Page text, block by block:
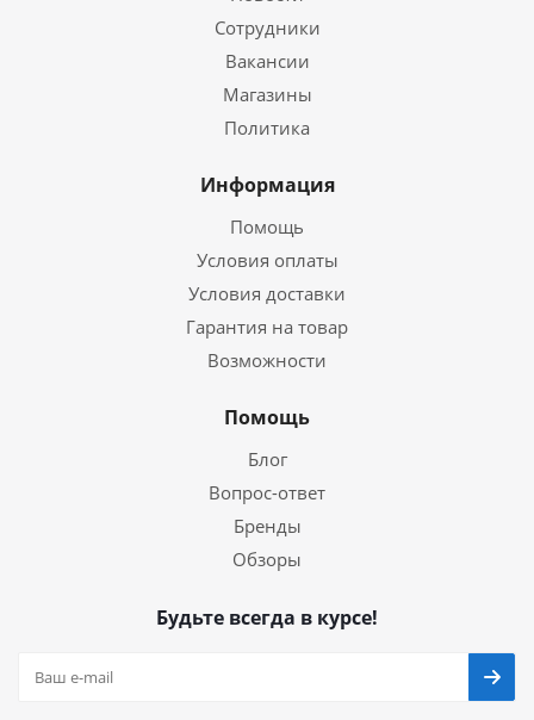
Сотрудники
Вакансии
Магазины
Политика
Информация
Помощь
Условия оплаты
Условия доставки
Гарантия на товар
Возможности
Помощь
Блог
Вопрос-ответ
Бренды
Обзоры
Будьте всегда в курсе!